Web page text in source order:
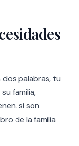
dos palabras, tu
familia,
si son
de la familia